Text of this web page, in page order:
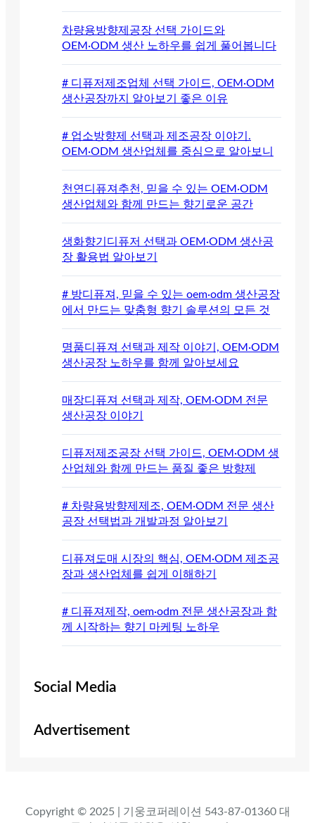
차량용방향제공장 선택 가이드와
OEM·ODM 생산 노하우를 쉽게 풀어봅니다
# 디퓨저제조업체 선택 가이드, OEM·ODM
생산공장까지 알아보기 좋은 이유
# 업소방향제 선택과 제조공장 이야기.
OEM·ODM 생산업체를 중심으로 알아보니
천연디퓨져추천, 믿을 수 있는 OEM·ODM
생산업체와 함께 만드는 향기로운 공간
생화향기디퓨저 선택과 OEM·ODM 생산공
장 활용법 알아보기
# 방디퓨져, 믿을 수 있는 oem·odm 생산공장
에서 만드는 맞춤형 향기 솔루션의 모든 것
명품디퓨져 선택과 제작 이야기, OEM·ODM
생산공장 노하우를 함께 알아보세요
매장디퓨져 선택과 제작, OEM·ODM 전문
생산공장 이야기
디퓨저제조공장 선택 가이드, OEM·ODM 생
산업체와 함께 만드는 품질 좋은 방향제
# 차량용방향제제조, OEM·ODM 전문 생산
공장 선택법과 개발과정 알아보기
디퓨져도매 시장의 핵심, OEM·ODM 제조공
장과 생산업체를 쉽게 이해하기
# 디퓨져제작, oem·odm 전문 생산공장과 함
께 시작하는 향기 마케팅 노하우
Social Media
Advertisement
Copyright © 2025 | 기웅코퍼레이션 543-87-01360 대